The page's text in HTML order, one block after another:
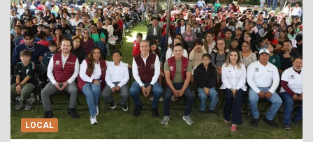
LOCAL